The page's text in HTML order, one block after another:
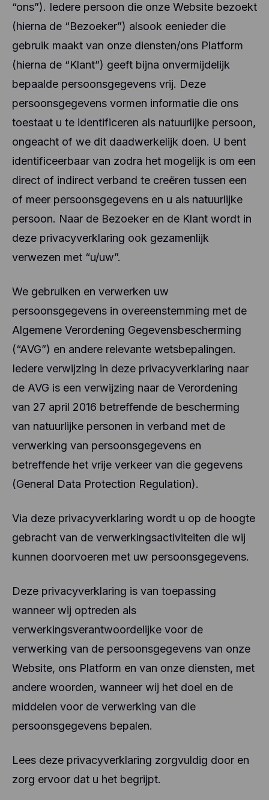
“ons”). Iedere persoon die onze Website bezoekt
(hierna de “Bezoeker”) alsook eenieder die
gebruik maakt van onze diensten/ons Platform
(hierna de “Klant”) geeft bijna onvermijdelijk
bepaalde persoonsgegevens vrij. Deze
persoonsgegevens vormen informatie die ons
toestaat u te identificeren als natuurlijke persoon,
ongeacht of we dit daadwerkelijk doen. U bent
identificeerbaar van zodra het mogelijk is om een
direct of indirect verband te creëren tussen een
of meer persoonsgegevens en u als natuurlijke
persoon. Naar de Bezoeker en de Klant wordt in
deze privacyverklaring ook gezamenlijk
verwezen met “u/uw”.
We gebruiken en verwerken uw
persoonsgegevens in overeenstemming met de
Algemene Verordening Gegevensbescherming
(“AVG”) en andere relevante wetsbepalingen.
Iedere verwijzing in deze privacyverklaring naar
de AVG is een verwijzing naar de Verordening
van 27 april 2016 betreffende de bescherming
van natuurlijke personen in verband met de
verwerking van persoonsgegevens en
betreffende het vrije verkeer van die gegevens
(General Data Protection Regulation).
Via deze privacyverklaring wordt u op de hoogte
gebracht van de verwerkingsactiviteiten die wij
kunnen doorvoeren met uw persoonsgegevens.
Deze privacyverklaring is van toepassing
wanneer wij optreden als
verwerkingsverantwoordelijke voor de
verwerking van de persoonsgegevens van onze
Website, ons Platform en van onze diensten, met
andere woorden, wanneer wij het doel en de
middelen voor de verwerking van die
persoonsgegevens bepalen.
Lees deze privacyverklaring zorgvuldig door en
zorg ervoor dat u het begrijpt.